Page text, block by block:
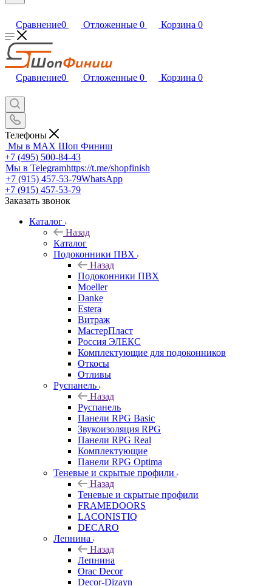
Сравнение0 Отложенные 0 Корзина 0
Сравнение0 Отложенные 0 Корзина 0
Телефоны
Мы в MAX Шоп Финиш
+7 (495) 500-84-43
Мы в Telegramhttps://t.me/shopfinish
+7 (915) 457-53-79WhatsApp
+7 (915) 457-53-79
Заказать звонок
Каталог
Назад
Каталог
Подоконники ПВХ
Назад
Подоконники ПВХ
Moeller
Danke
Estera
Витраж
МастерПласт
Россия ЭЛЕКС
Комплектующие для подоконников
Откосы
Отливы
Руспанель
Назад
Руспанель
Панели RPG Basic
Звукоизоляция RPG
Панели RPG Real
Комплектующие
Панели RPG Optima
Теневые и скрытые профили
Назад
Теневые и скрытые профили
FRAMEDOORS
LACONISTIQ
DECARO
Лепнина
Назад
Лепнина
Orac Decor
Decor-Dizayn